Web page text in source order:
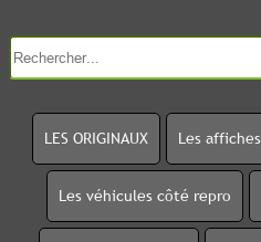
LES ORIGINAUX Les affiches
Les véhicules côté repro